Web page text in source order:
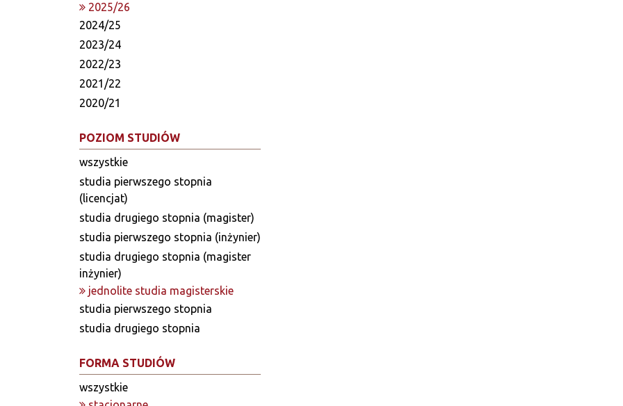
2025/26
2024/25
2023/24
2022/23
2021/22
2020/21
POZIOM STUDIÓW
wszystkie
studia pierwszego stopnia
(licencjat)
studia drugiego stopnia (magister)
studia pierwszego stopnia (inżynier)
studia drugiego stopnia (magister
inżynier)
jednolite studia magisterskie
studia pierwszego stopnia
studia drugiego stopnia
FORMA STUDIÓW
wszystkie